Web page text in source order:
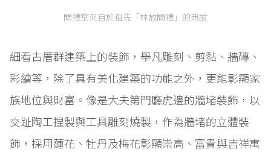
問禮堂來自於祖先「林放問禮」的典故
細看古厝群建築上的裝飾，舉凡雕刻、剪黏、牆磚、
彩繪等，除了具有美化建築的功能之外，更能彰顯家
族地位與財富。像是大夫第門廳虎邊的牆堵裝飾，以
交趾陶工捏製與工具雕刻燒製，作為牆堵的立體裝
飾，採用蓮花、牡丹及梅花彰顯崇高、富貴與吉祥寓